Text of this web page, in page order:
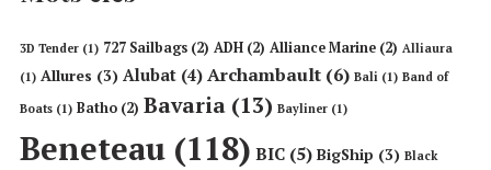
3D Tender (1) 727 Sailbags (2) ADH (2) Alliance Marine (2) Alliaura
(1) Allures (3) Alubat (4) Archambault (6) Bali (1) Band of
Boats (1) Batho (2) Bavaria (13) Bayliner (1)
Beneteau (118) BIC (5) BigShip (3) Black